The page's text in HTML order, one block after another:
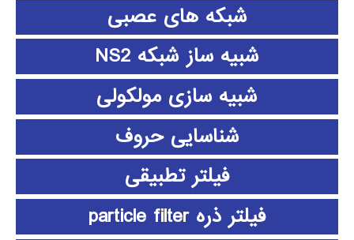
شبکه های عصبی
شبیه ساز شبکه NS2
شبیه سازی مولکولی
شناسایی حروف
فیلتر تطبیقی
فیلتر ذره particle filter